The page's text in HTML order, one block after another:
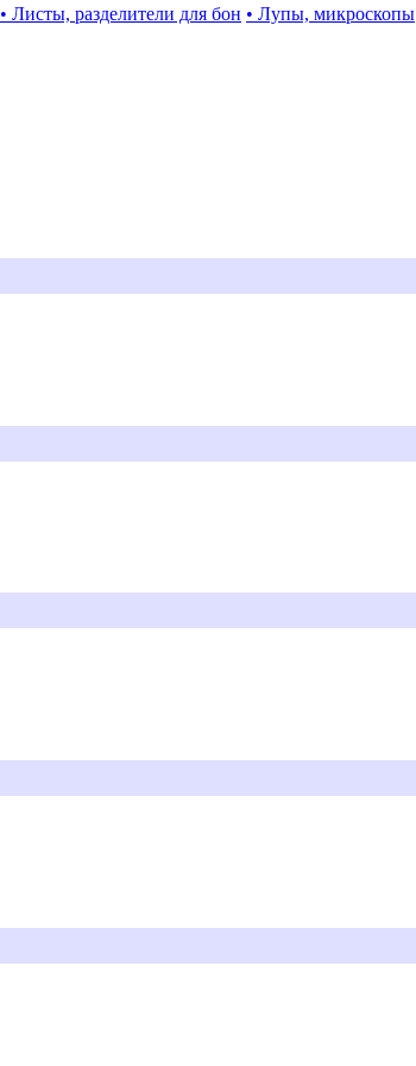
• Листы, разделители для бон • Лупы, микроскопы